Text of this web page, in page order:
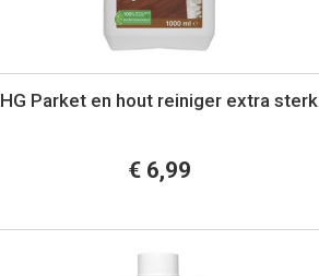
HG Parket en hout reiniger extra sterk
€ 6,99